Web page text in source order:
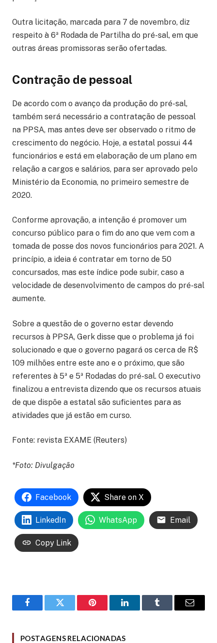
Outra licitação, marcada para 7 de novembro, diz
respeito à 6ª Rodada de Partilha do pré-sal, em que
outras áreas promissoras serão ofertadas.
Contração de pessoal
De acordo com o avanço da produção do pré-sal,
também será necessário a contratação de pessoal
na PPSA, mas antes deve ser observado o ritmo de
crescimento do negócio. Hoje, a estatal possui 44
funcionários e está em elaboração de um plano em
relação a cargos e salários, para ser aprovado pelo
Ministério da Economia, no primeiro semestre de
2020.
Conforme aprovação, a intenção é promover um
concurso público para o fim do ano que vem com a
tomada de posse dos novos funcionários para 2021. A
princípio, a ideia é contratar em torno de 50
concursados, mas este índice pode subir, caso a
velocidade de desenvolvimento de campos do pré-sal
aumente.
Sobre a questão de o governo estar devendo
recursos à PPSA, Gerk disse que o problema já foi
solucionado e que o governo pagará os cerca de R$
109 milhões entre este ano e o próximo, que são
referentes à 5ª e 5ª Rodadas do pré-sal. O executivo
finalizou a entrevista dizendo que os recursos atuais
de que dispõe a estatal são suficientes para as
atividades que já estão em curso.
Fonte: revista EXAME (Reuters)
*Foto: Divulgação
Facebook Share on X
LinkedIn WhatsApp Email
Copy Link
FacebookTwitter Pinterest LinkedInTumblr Email
POSTAGENS RELACIONADAS